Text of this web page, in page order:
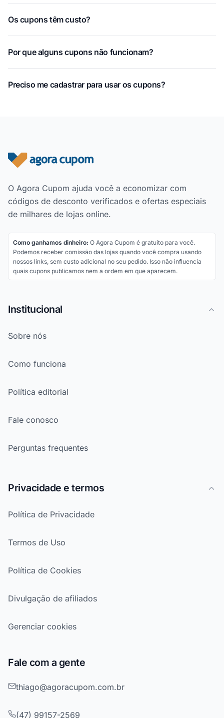
Os cupons têm custo?
Por que alguns cupons não funcionam?
Preciso me cadastrar para usar os cupons?
Rodapé do site
O Agora Cupom ajuda você a economizar com
códigos de desconto verificados e ofertas especiais
de milhares de lojas online.
Como ganhamos dinheiro: O Agora Cupom é gratuito para você.
Podemos receber comissão das lojas quando você compra usando
nossos links, sem custo adicional no seu pedido. Isso não influencia
quais cupons publicamos nem a ordem em que aparecem.
Institucional
Sobre nós
Como funciona
Política editorial
Fale conosco
Perguntas frequentes
Privacidade e termos
Política de Privacidade
Termos de Uso
Política de Cookies
Divulgação de afiliados
Gerenciar cookies
Fale com a gente
thiago@agoracupom.com.br
(47) 99157-2569